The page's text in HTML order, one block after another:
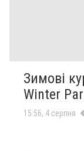
Зимові
Winter
15:56, 4 серпня